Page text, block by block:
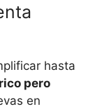
hasta
pero
en